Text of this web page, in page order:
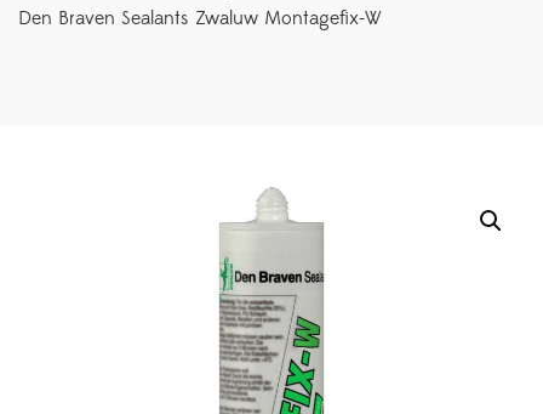
Den Braven Sealants Zwaluw Montagefix-W